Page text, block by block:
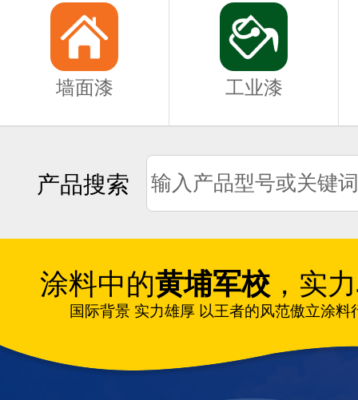
墙面漆 工业漆
产品搜索
涂料中的黄埔军校 ，实力
国际背景 实力雄厚 以王者的风范傲立涂料